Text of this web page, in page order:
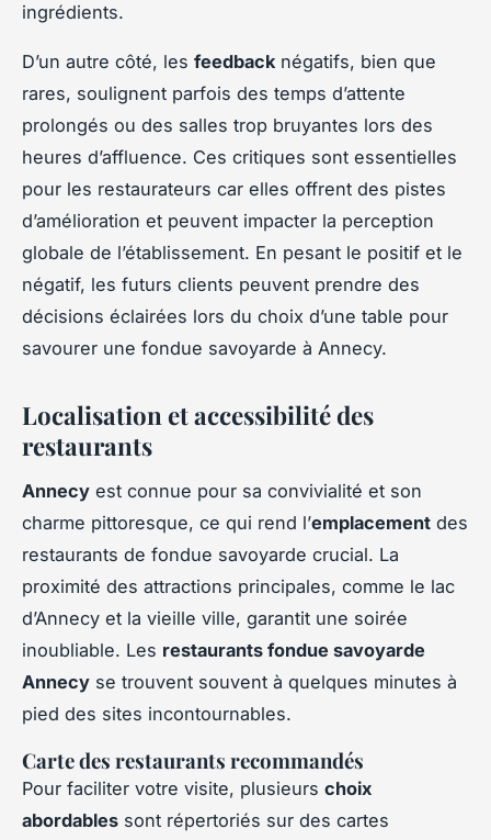
ingrédients.
D’un autre côté, les feedback négatifs, bien que
rares, soulignent parfois des temps d’attente
prolongés ou des salles trop bruyantes lors des
heures d’affluence. Ces critiques sont essentielles
pour les restaurateurs car elles offrent des pistes
d’amélioration et peuvent impacter la perception
globale de l’établissement. En pesant le positif et le
négatif, les futurs clients peuvent prendre des
décisions éclairées lors du choix d’une table pour
savourer une fondue savoyarde à Annecy.
Localisation et accessibilité des
restaurants
Annecy est connue pour sa convivialité et son
charme pittoresque, ce qui rend l’emplacement des
restaurants de fondue savoyarde crucial. La
proximité des attractions principales, comme le lac
d’Annecy et la vieille ville, garantit une soirée
inoubliable. Les restaurants fondue savoyarde
Annecy se trouvent souvent à quelques minutes à
pied des sites incontournables.
Carte des restaurants recommandés
Pour faciliter votre visite, plusieurs choix
abordables sont répertoriés sur des cartes